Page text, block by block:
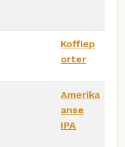
Koffiep
orter
Amerika
anse
IPA